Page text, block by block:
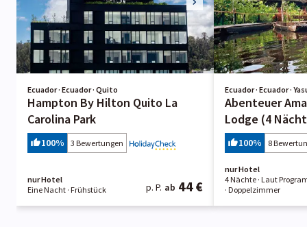
Ecuador · Ecuador · Quito
Hampton By Hilton Quito La
Carolina Park
100% 3 Bewertungen
nur Hotel
Eine Nacht · Frühstück p. P. ab 44 €
Ecuador · Ecuador ·
Abenteuer
Lodge (4
100% 8
nur Hotel
4 Nächte · Laut
· Doppelzimmer